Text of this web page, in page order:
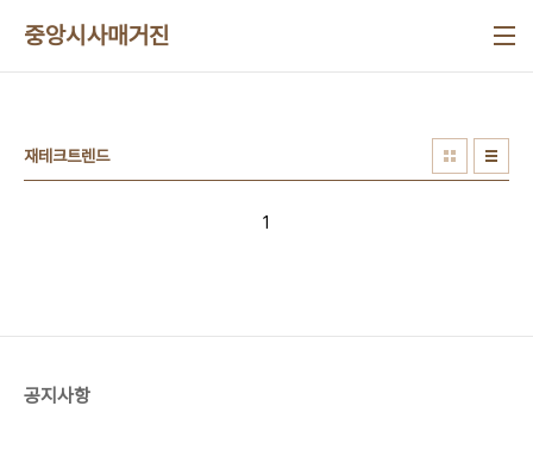
중앙시사매거진
재테크트렌드
1
공지사항